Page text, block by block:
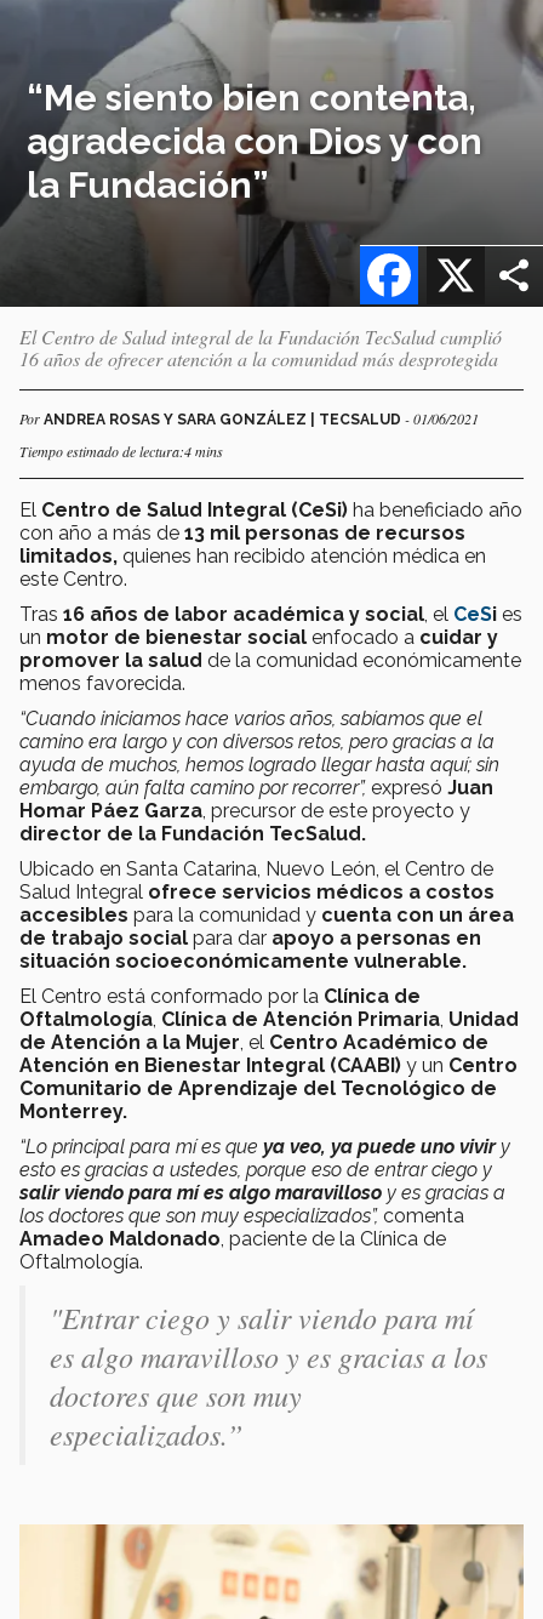
“Me siento bien contenta,
agradecida con Dios y con
la Fundación”
X
Facebook
El Centro de Salud integral de la Fundación TecSalud cumplió
16 años de ofrecer atención a la comunidad más desprotegida
Por ANDREA ROSAS Y SARA GONZÁLEZ | TECSALUD - 01/06/2021
Tiempo estimado de lectura:4 mins
El Centro de Salud Integral (CeSi) ha beneficiado año
con año a más de 13 mil personas de recursos
limitados, quienes han recibido atención médica en
este Centro.
Tras 16 años de labor académica y social , el CeSi es
un motor de bienestar social enfocado a cuidar y
promover la salud de la comunidad económicamente
menos favorecida.
“Cuando iniciamos hace varios años, sabíamos que el
camino era largo y con diversos retos, pero gracias a la
ayuda de muchos, hemos logrado llegar hasta aquí; sin
embargo, aún falta camino por recorrer”, expresó Juan
Homar Páez Garza , precursor de este proyecto y
director de la Fundación TecSalud.
Ubicado en Santa Catarina, Nuevo León, el Centro de
Salud Integral ofrece servicios médicos a costos
accesibles para la comunidad y cuenta con un área
de trabajo social para dar apoyo a personas en
situación socioeconómicamente vulnerable.
El Centro está conformado por la Clínica de
Oftalmología Clínica de Atención Primaria Unidad
de Atención a la Mujer , el Centro Académico de
Atención en Bienestar Integral (CAABI) y un Centro
Comunitario de Aprendizaje del Tecnológico de
Monterrey.
“Lo principal para mí es que ya veo, ya puede uno viviry
esto es gracias a ustedes, porque eso de entrar ciego y
salir viendo para mí es algo maravilloso y es gracias a
los doctores que son muy especializados”, comenta
Amadeo Maldonado , paciente de la Clínica de
Oftalmología.
"Entrar ciego y salir viendo para mí
es algo maravilloso y es gracias a los
doctores que son muy
especializados.”